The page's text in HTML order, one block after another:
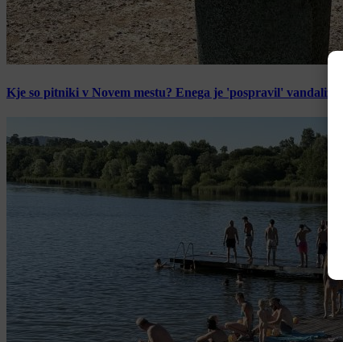
Kje so pitniki v Novem mestu? Enega je 'pospravil' vandalizem